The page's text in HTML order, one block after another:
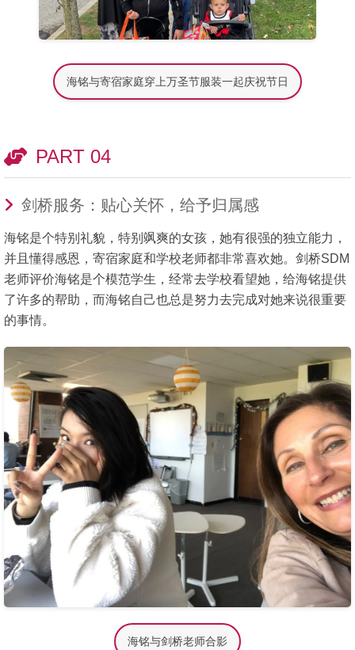
海铭与寄宿家庭穿上万圣节服装一起庆祝节日
PART 04
剑桥服务：贴心关怀，给予归属感
海铭是个特别礼貌，特别飒爽的女孩，她有很强的独立能力，
并且懂得感恩，寄宿家庭和学校老师都非常喜欢她。剑桥SDM
老师评价海铭是个模范学生，经常去学校看望她，给海铭提供
了许多的帮助，而海铭自己也总是努力去完成对她来说很重要
的事情。
海铭与剑桥老师合影